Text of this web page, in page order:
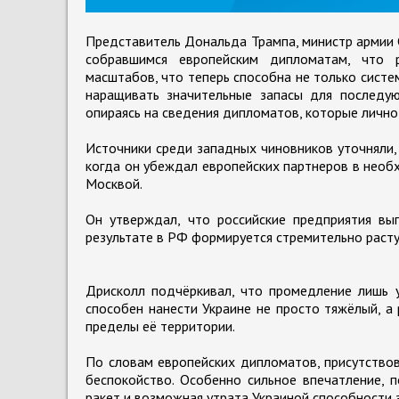
Представитель Дональда Трампа, министр
собравшимся европейским дипломатам, что
масштабов, что теперь способна не только
наращивать значительные запасы для
опираясь на сведения дипломатов, которые
Источники среди западных чиновников
когда он убеждал европейских партнеров в
Москвой.
Он утверждал, что российские предприятия
результате в РФ формируется стремительно
Дрисколл подчёркивал, что промедление лишь
способен нанести Украине не просто тяжёлый,
пределы её территории.
По словам европейских дипломатов,
беспокойство. Особенно сильное